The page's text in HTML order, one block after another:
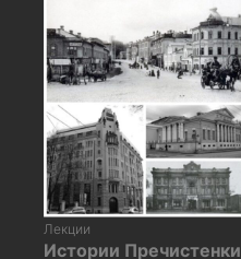
Лекции
Истории Пречистенки